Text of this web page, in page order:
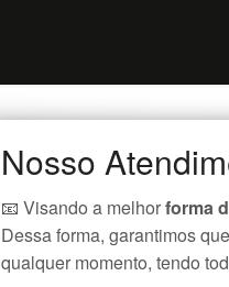
Nosso
📧 Visando a melhorforma
Dessa forma, garantimos
qualquer momento, tendo